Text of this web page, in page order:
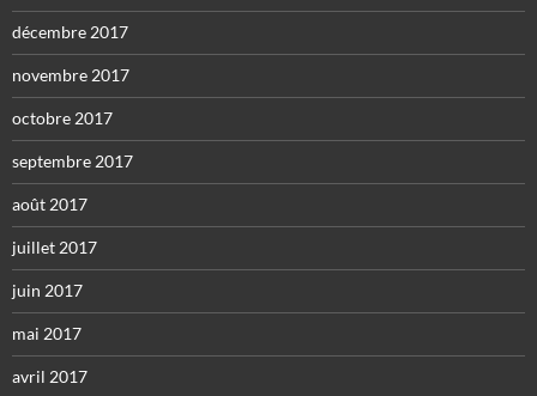
décembre 2017
novembre 2017
octobre 2017
septembre 2017
août 2017
juillet 2017
juin 2017
mai 2017
avril 2017